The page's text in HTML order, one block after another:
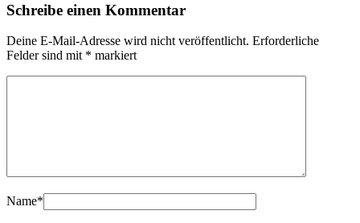
Schreibe einen Kommentar
Deine E-Mail-Adresse wird nicht veröffentlicht. Erforderliche
Felder sind mit * markiert
Name*